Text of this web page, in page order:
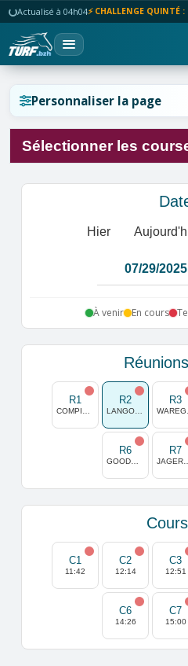
Actualisé à 04h04⚡ CHALLENGE QUINTÉ :
Personnaliser la page
Sélectionner les
Hier
À venir En cours
R1 R2 R3
R6 R7
C1
11:42
C2
12:14
C3
12:51
C6
14:26
C7
15:00
Réinitialiser